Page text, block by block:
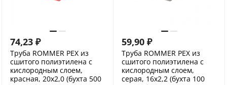
74,23 ₽
Труба ROMMER PEX из
сшитого полиэтилена с
кислородным слоем,
красная, 20х2,0 (бухта 500
59,90 ₽
Труба ROMMER PEX из
сшитого полиэтилена с
кислородным слоем,
серая, 16х2,2 (бухта 100